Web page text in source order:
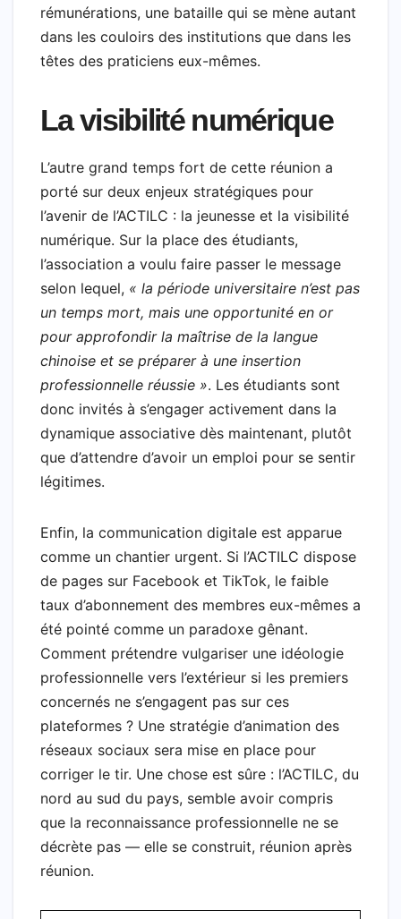
rémunérations, une bataille qui se mène autant
dans les couloirs des institutions que dans les
têtes des praticiens eux-mêmes.
La visibilité numérique
L’autre grand temps fort de cette réunion a
porté sur deux enjeux stratégiques pour
l’avenir de l’ACTILC : la jeunesse et la visibilité
numérique. Sur la place des étudiants,
l’association a voulu faire passer le message
selon lequel, « la période universitaire n’est pas
un temps mort, mais une opportunité en or
pour approfondir la maîtrise de la langue
chinoise et se préparer à une insertion
professionnelle réussie ». Les étudiants sont
donc invités à s’engager activement dans la
dynamique associative dès maintenant, plutôt
que d’attendre d’avoir un emploi pour se sentir
légitimes.
Enfin, la communication digitale est apparue
comme un chantier urgent. Si l’ACTILC dispose
de pages sur Facebook et TikTok, le faible
taux d’abonnement des membres eux-mêmes a
été pointé comme un paradoxe gênant.
Comment prétendre vulgariser une idéologie
professionnelle vers l’extérieur si les premiers
concernés ne s’engagent pas sur ces
plateformes ? Une stratégie d’animation des
réseaux sociaux sera mise en place pour
corriger le tir. Une chose est sûre : l’ACTILC, du
nord au sud du pays, semble avoir compris
que la reconnaissance professionnelle ne se
décrète pas — elle se construit, réunion après
réunion.